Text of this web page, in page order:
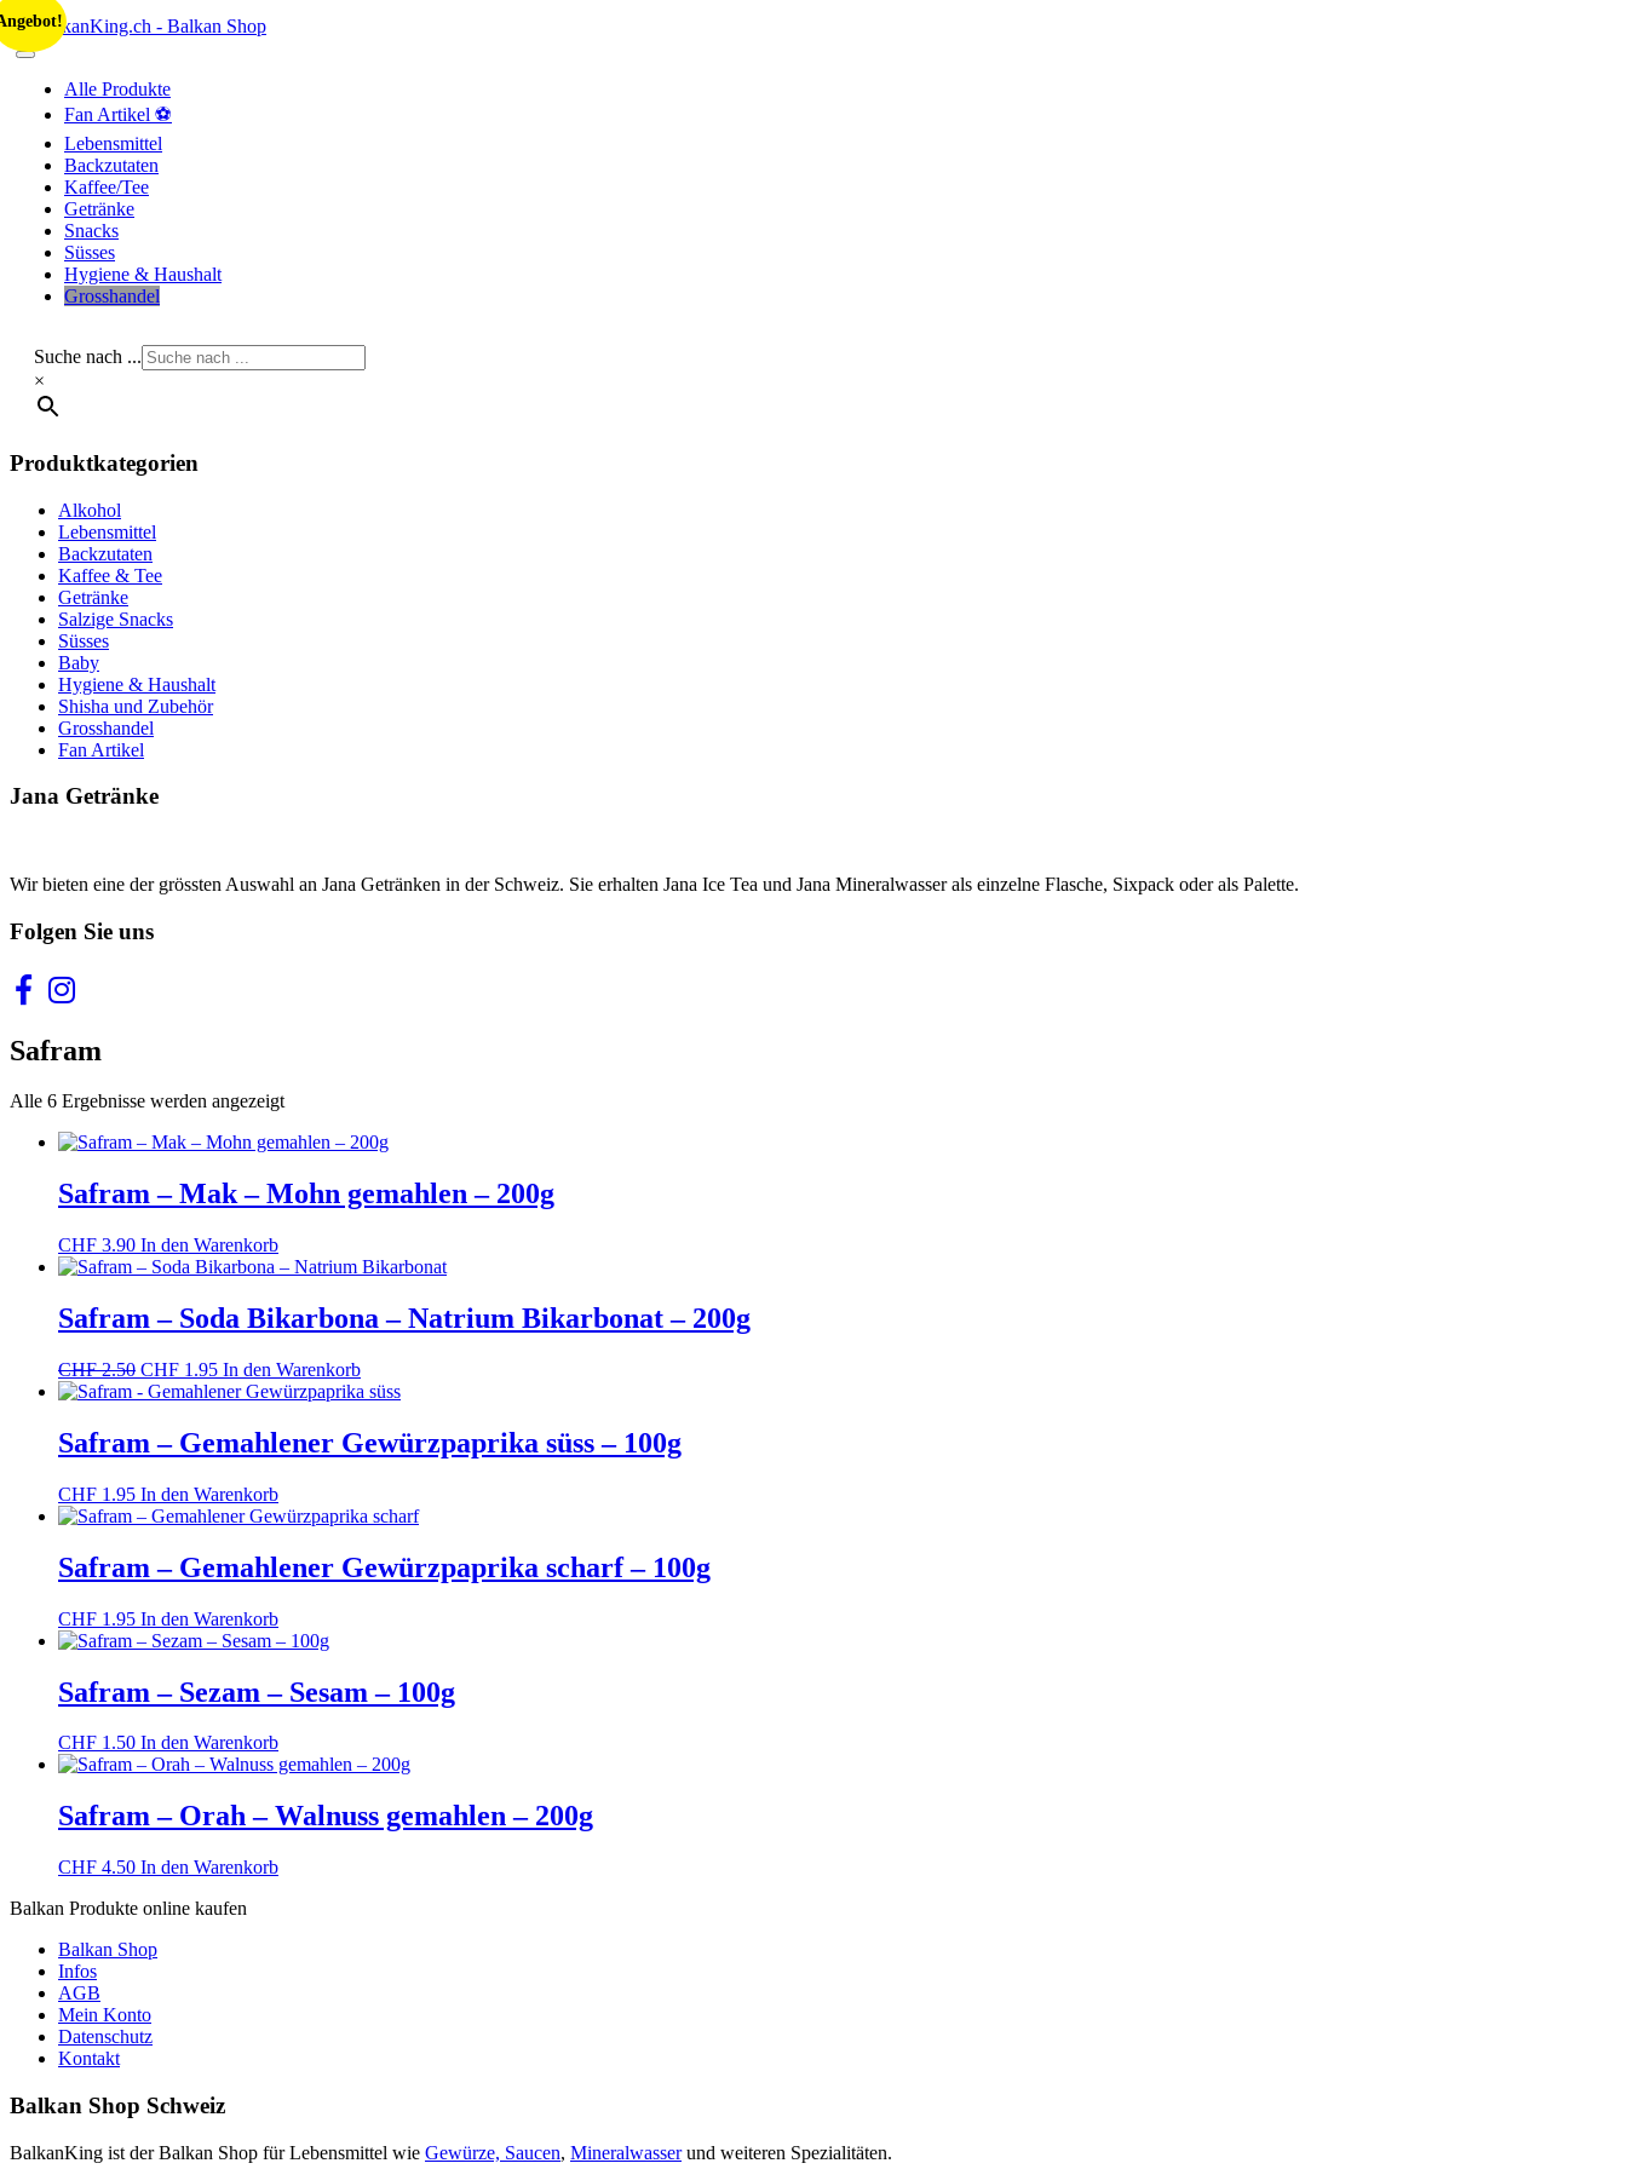
Skip
content
Alle Produkte
Fan Artikel ⚽
Lebensmittel
Backzutaten
Kaffee/Tee
Getränke
Snacks
Süsses
Hygiene & Haushalt
Grosshandel
Suche nach ...
×
Produktkategorien
Alkohol
Lebensmittel
Backzutaten
Kaffee & Tee
Getränke
Salzige Snacks
Süsses
Baby
Hygiene & Haushalt
Shisha und Zubehör
Grosshandel
Fan Artikel
Jana Getränke
Wir bieten eine der grössten Auswahl an Jana Getränken in der Schweiz. Sie erhalten Jana Ice Tea und Jana Mineralwasser als einzelne Flasche, Sixpack oder als Palette.
Folgen Sie uns
Safram
Alle 6 Ergebnisse werden angezeigtNach
sortiert
Safram – Mak – Mohn gemahlen – 200g
CHF 3.90 In den Warenkorb
Safram – Soda Bikarbona – Natrium Bikarbonat – 200g
CHF2.50 Ursprünglicher
Preis
CHF 2.50
CHF 1.95Aktueller
Preis
CHF 1.95.
In den Warenkorb
Safram – Gemahlener Gewürzpaprika süss – 100g
CHF 1.95 In den Warenkorb
Safram – Gemahlener Gewürzpaprika scharf – 100g
CHF 1.95 In den Warenkorb
Safram – Sezam – Sesam – 100g
CHF 1.50 In den Warenkorb
Safram – Orah – Walnuss gemahlen – 200g
CHF 4.50 In den Warenkorb
Balkan Produkte online kaufen
Balkan Shop
Infos
AGB
Mein Konto
Datenschutz
Kontakt
Balkan Shop Schweiz
BalkanKing ist der Balkan Shop für Lebensmittel wie Gewürze, Saucen, Mineralwasserund weiteren Spezialitäten.